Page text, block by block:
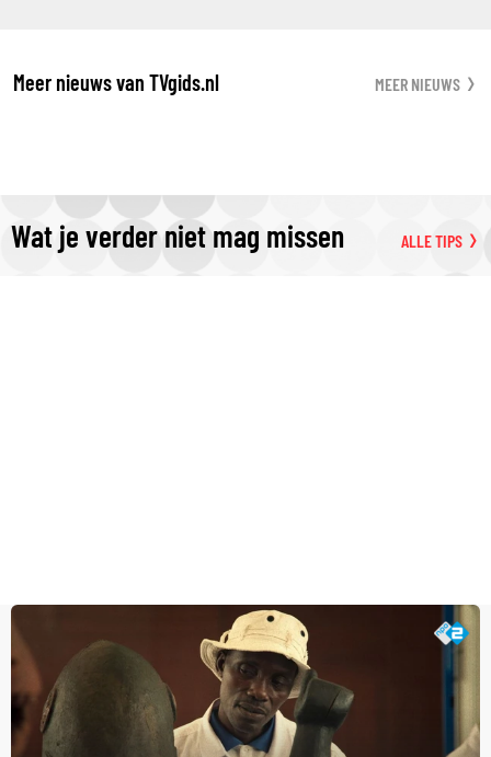
Meer nieuws van TVgids.nl MEER NIEUWS
Wat je verder niet mag missen ALLE TIPS